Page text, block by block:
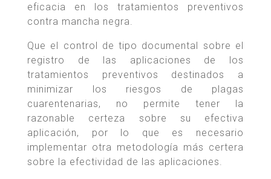
eficacia en los tratamientos preventivos
contra mancha negra.
Que el control de tipo documental sobre el
registro de las aplicaciones de los
tratamientos preventivos destinados a
minimizar los riesgos de plagas
cuarentenarias, no permite tener la
razonable certeza sobre su efectiva
aplicación, por lo que es necesario
implementar otra metodología más certera
sobre la efectividad de las aplicaciones.